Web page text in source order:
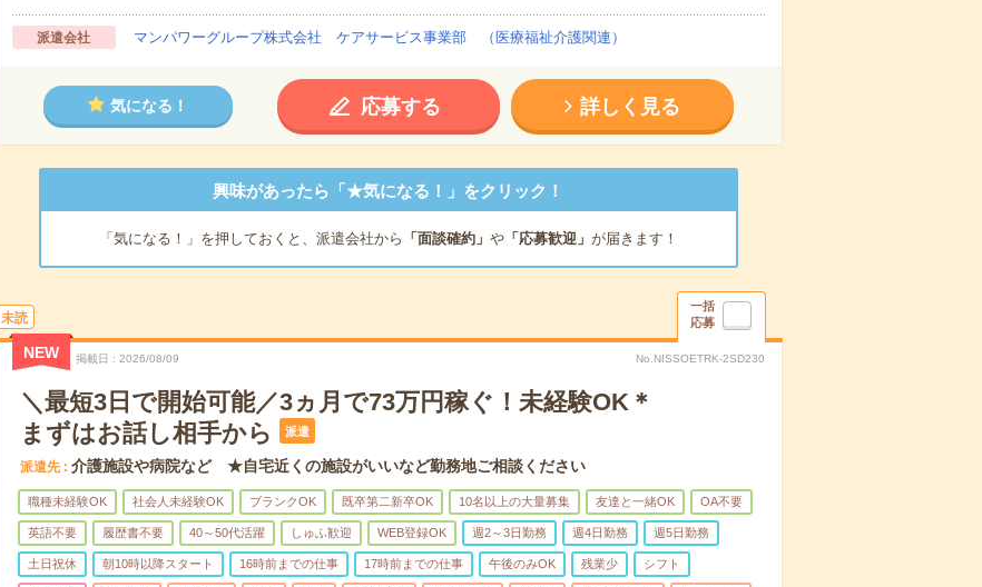
派遣会社 マンパワーグループ株式会社 ケアサービス事業部 （医療福祉介護関連）
気になる！ 応募する 詳しく見る
興味があったら「★気になる！」をクリック！
「気になる！」を押しておくと、派遣会社から 「面談確約」 や「応募歓迎」 が届きます！
未読
一括
応募
NEW 掲載日 2026/08/09 No.NISSOETRK-2SD230
＼最短3日で開始可能／3ヵ月で73万円稼ぐ！未経験OK＊
まずはお話し相手から
派遣
派遣先 介護施設や病院など ★自宅近くの施設がいいなど勤務地ご相談ください
職種未経験OK 社会人未経験OK ブランクOK 既卒第二新卒OK 10名以上の大量募集 友達と一緒OK OA不要
英語不要 履歴書不要 40～50代活躍 しゅふ歓迎 WEB登録OK 週2～3日勤務 週4日勤務 週5日勤務
土日祝休 朝10時以降スタート 16時前までの仕事 17時前までの仕事 午後のみOK 残業少 シフト